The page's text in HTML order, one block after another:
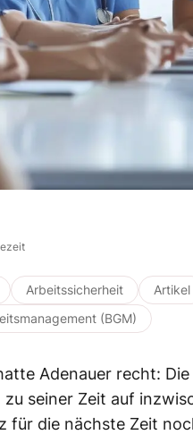
Arbeitssicherheit
Artikel
(BGM)
Adenauer recht:
seiner Zeit auf
für die nächste Zeit